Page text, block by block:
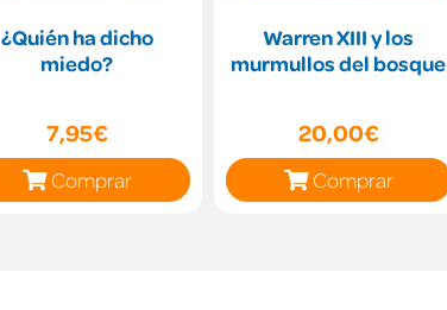
¿Quién ha dicho
miedo?
7,95€
Comprar
Warren XIII y los
murmullos del bosque
20,00€
Comprar